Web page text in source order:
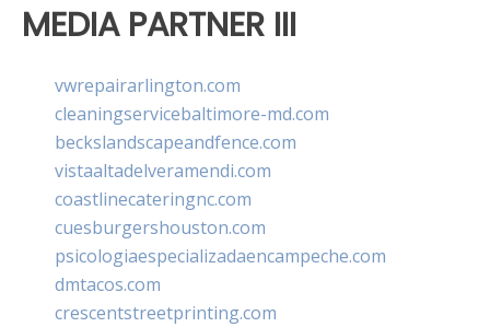
MEDIA PARTNER III
vwrepairarlington.com
cleaningservicebaltimore-md.com
beckslandscapeandfence.com
vistaaltadelveramendi.com
coastlinecateringnc.com
cuesburgershouston.com
psicologiaespecializadaencampeche.com
dmtacos.com
crescentstreetprinting.com